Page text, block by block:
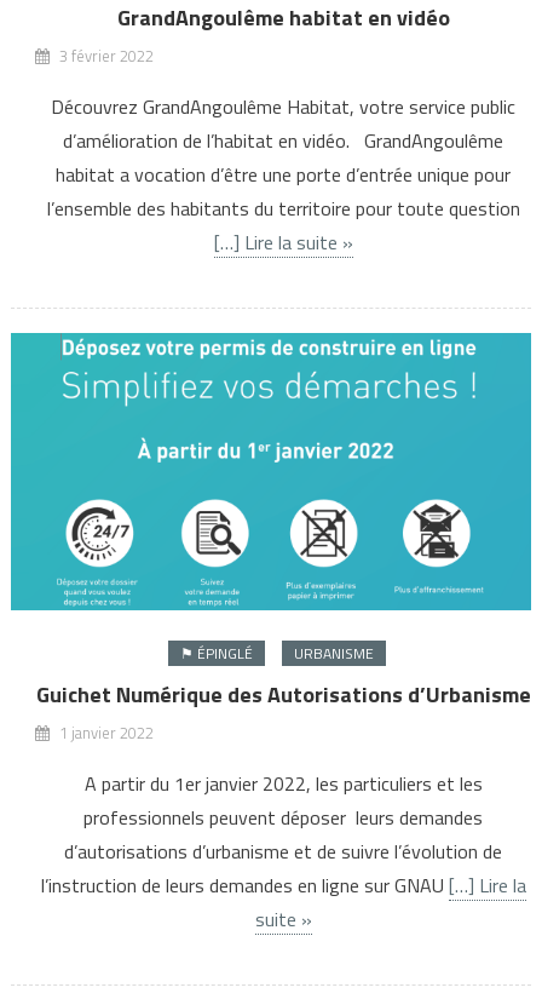
GrandAngoulême habitat en vidéo
3 février 2022
Découvrez GrandAngoulême Habitat, votre service public
d’amélioration de l’habitat en vidéo. GrandAngoulême
habitat a vocation d’être une porte d’entrée unique pour
l’ensemble des habitants du territoire pour toute question
[…] Lire la suite »
⚑ ÉPINGLÉ URBANISME
Guichet Numérique des Autorisations d’Urbanisme
1 janvier 2022
A partir du 1er janvier 2022, les particuliers et les
professionnels peuvent déposer leurs demandes
d’autorisations d’urbanisme et de suivre l’évolution de
l’instruction de leurs demandes en ligne sur GNAU […] Lire la
suite »